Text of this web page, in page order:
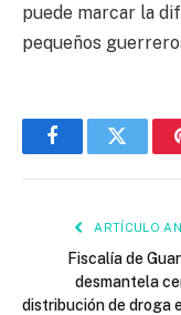
puede marcar la
pequeños
FacebookTwitter
ARTÍCULO
Fiscalía de
desmantela
distribución de droga